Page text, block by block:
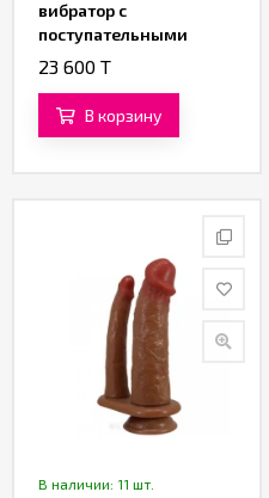
вибратор с
поступательными
движениями «Рилтар»
23 600 T
В корзину
В наличии: 11 шт.